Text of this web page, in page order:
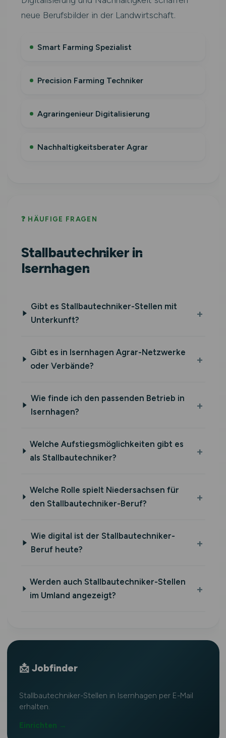
neue Berufsbilder in der Landwirtschaft.
Smart Farming Spezialist
Precision Farming Techniker
Agraringenieur Digitalisierung
Nachhaltigkeitsberater Agrar
❓ HÄUFIGE FRAGEN
Stallbautechniker in
Isernhagen
Gibt es Stallbautechniker-Stellen mit
Unterkunft?
Gibt es in Isernhagen Agrar-Netzwerke
oder Verbände?
Wie finde ich den passenden Betrieb in
Isernhagen?
Welche Aufstiegsmöglichkeiten gibt es
als Stallbautechniker?
Welche Rolle spielt Niedersachsen für
den Stallbautechniker-Beruf?
Wie digital ist der Stallbautechniker-
Beruf heute?
Werden auch Stallbautechniker-Stellen
im Umland angezeigt?
📩 Jobfinder
Stallbautechniker-Stellen in Isernhagen per E-Mail
erhalten.
Einrichten →